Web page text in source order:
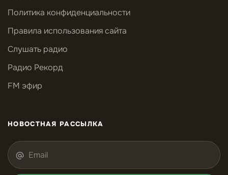
Политика конфиденциальности
Правила использования сайта
Слушать радио
Радио Рекорд
FM эфир
НОВОСТНАЯ РАССЫЛКА